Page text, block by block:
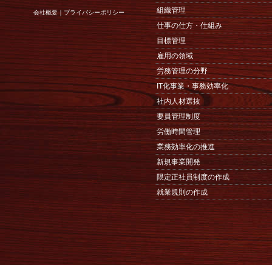
会社概要｜プライバシーポリシー
組織管理
仕事の仕方・仕組み
目標管理
雇用の領域
労務管理の分野
IT化事業・事務効率化
社内人材選抜
要員管理制度
労働時間管理
業務効率化の推進
新規事業開発
限定正社員制度の作成
就業規則の作成